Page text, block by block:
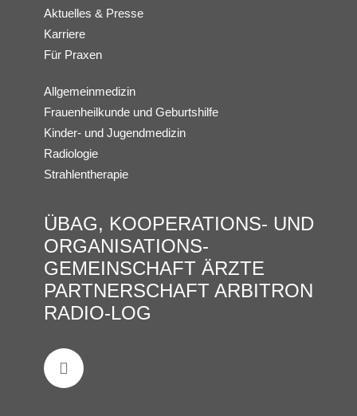
Aktuelles & Presse
Karriere
Für Praxen
Allgemeinmedizin
Frauenheilkunde und Geburtshilfe
Kinder- und Jugendmedizin
Radiologie
Strahlentherapie
ÜBAG, KOOPERATIONS- UND
ORGANISATIONS­
GEMEINSCHAFT ÄRZTE
PARTNERSCHAFT ARBITRON
RADIO-LOG